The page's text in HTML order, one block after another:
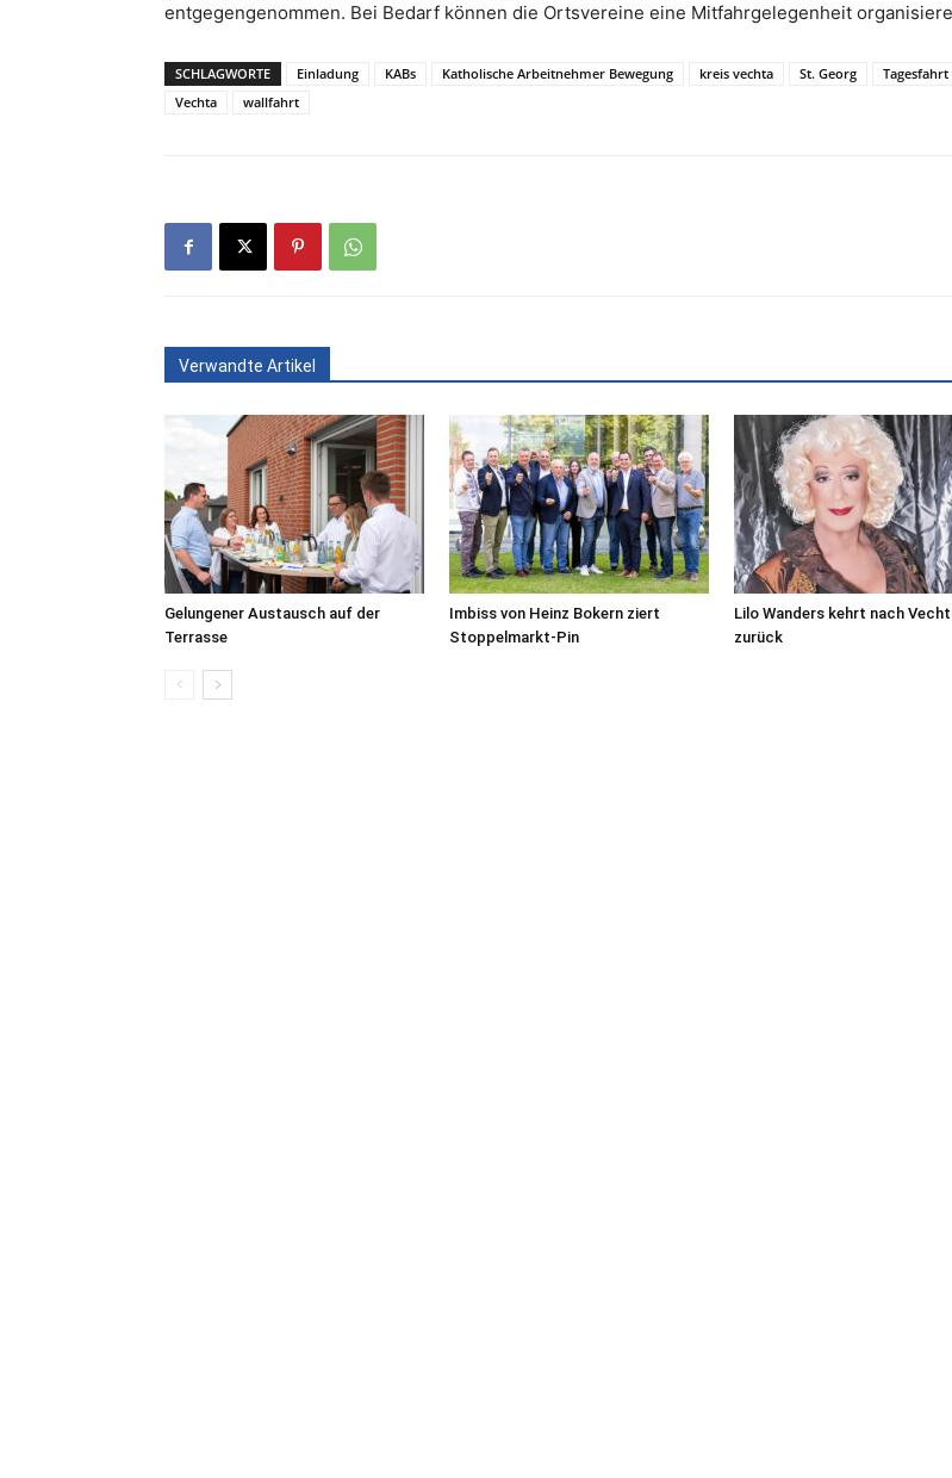
entgegengenommen. Bei Bedarf können die Ortsvereine eine Mitfahrgelegenheit
SCHLAGWORTE Einladung KABs Katholische Arbeitnehmer Bewegung kreis vechta St. Georg
Tagesfahrt
Vechta
wallfahrt
Verwandte Artikel
Gelungener Austausch auf der
Terrasse
Imbiss von Heinz Bokern ziert
Stoppelmarkt-Pin
Lilo Wanders kehrt nach
zurück